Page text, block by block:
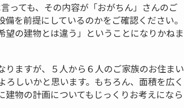
っても、その内容が「おがちん」さんのご
を前提にしているのかをご確認ください。
の建物とは違う」ということになりかねま
りますが、５人から６人のご家族のお住まい
しいかと思います。もちろん、面積を広く
物の計画についてもじっくりお考えになら